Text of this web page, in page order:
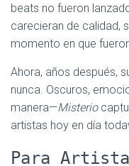
beats no fueron
carecieran de calidad,
momento en que
Ahora, años después,
nunca. Oscuros,
manera—Misterio
artistas hoy en día
Para